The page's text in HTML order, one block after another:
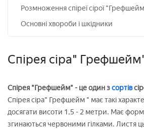
Розмноження спіреї сірої
Основні хвороби і шкідники
Спірея сіра"
Спірея "Грефшейм" - це один зсортів
Спірея сіра" Грефшейм " має такі
досягати висоти 1,5 - 2 метри. Має
згинаються червоними гілками. Листя